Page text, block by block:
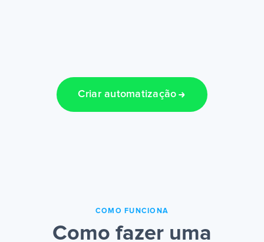
Criar automatização
COMO FUNCIONA
Como fazer uma